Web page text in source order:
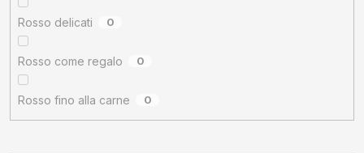
Rosso delicati 0
Rosso come regalo 0
Rosso fino alla carne 0